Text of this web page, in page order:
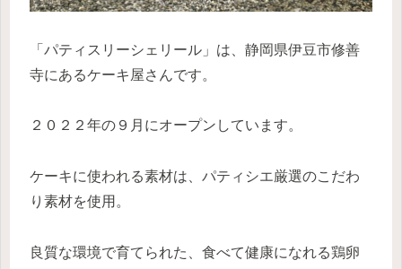
「パティスリーシェリール」は、静岡県伊豆市修善
寺にあるケーキ屋さんです。
２０２２年の９月にオープンしています。
ケーキに使われる素材は、パティシエ厳選のこだわ
り素材を使用。
良質な環境で育てられた、食べて健康になれる鶏卵